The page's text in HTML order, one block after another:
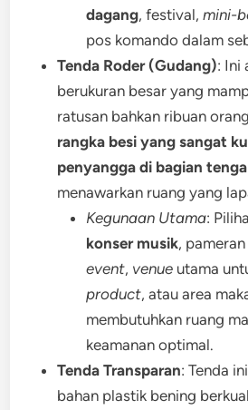
dagang, festival,mini-
pos komando dalam
Tenda Roder (Gudang): Ini
berukuran besar yang
ratusan bahkan ribuan
rangka besi yang sangat
penyangga di bagian
menawarkan ruang yang
Kegunaan Utama:
konser musik,
event, venue utama
product, atau area
membutuhkan ruang
keamanan optimal.
Tenda Transparan: Tenda
bahan plastik bening